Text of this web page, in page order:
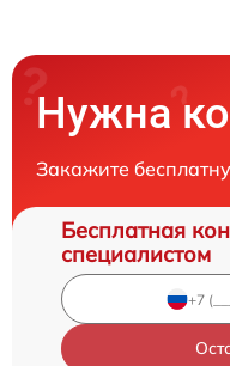
Нужна
Закажите
Бесплатная
специалистом